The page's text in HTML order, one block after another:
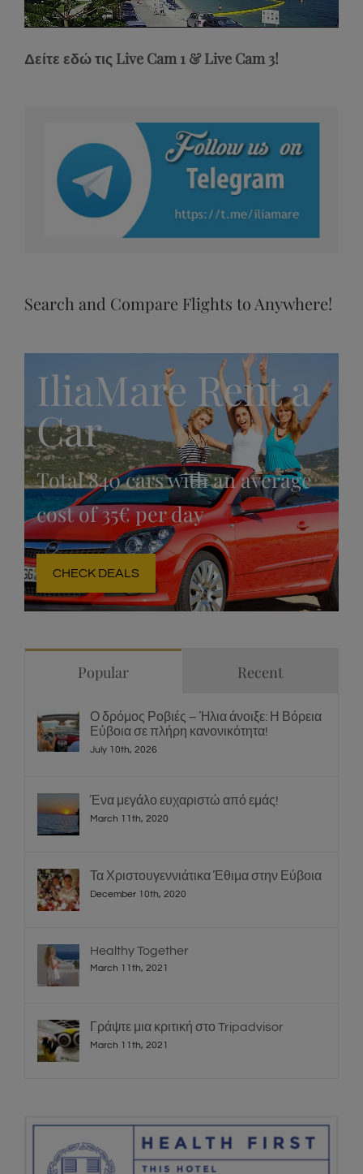
Unmute
Stream
Δείτε εδώ τις Live Cam 1 & Live Cam 3!
Search and Compare Flights to Anywhere!
IliaMare Rent a
Car
Total 840 cars with an average
cost of 35€ per day
CHECK DEALS
Popular Recent
Ο δρόμος Ροβιές – Ήλια άνοιξε: Η Βόρεια
Εύβοια σε πλήρη κανονικότητα!
July 10th, 2026
Ένα μεγάλο ευχαριστώ από εμάς!
March 11th, 2020
Τα Χριστουγεννιάτικα Έθιμα στην Εύβοια
December 10th, 2020
Healthy Together
March 11th, 2021
Γράψτε μια κριτική στο Tripadvisor
March 11th, 2021